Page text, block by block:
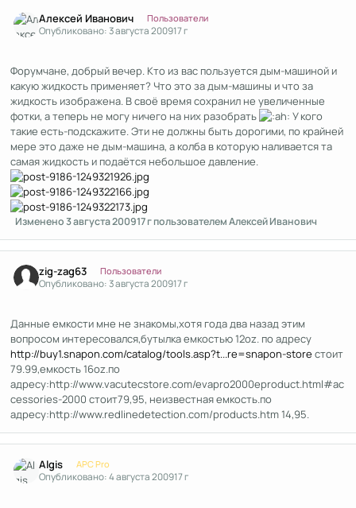
Алексей Иванович Пользователи
Опубликовано:3 августа 200917 г
Форумчане, добрый вечер. Кто из вас пользуется дым-машиной и
какую жидкость применяет? Что это за дым-машины и что за
жидкость изображена. В своё время сохранил не увеличенные
фотки, а теперь не могу ничего на них разобрать
У кого
такие есть-подскажите. Эти не должны быть дорогими, по крайней
мере это даже не дым-машина, а колба в которую наливается та
самая жидкость и подаётся небольшое давление.
Изменено3 августа 200917 гпользователем Алексей Иванович
zig-zag63 Пользователи
Опубликовано:3 августа 200917 г
Данные емкости мне не знакомы,хотя года два назад этим
вопросом интересовался,бутылка емкостью 12oz. по адресу
http://buy1.snapon.com/catalog/tools.asp?t...re=snapon-store стоит
79.99,емкость 16oz.по
адресу:http://www.vacutecstore.com/evapro2000eproduct.html#ac
cessories-2000 стоит79,95, неизвестная емкость.по
адресу:http://www.redlinedetection.com/products.htm 14,95.
Algis APC Pro
Опубликовано:4 августа 200917 г